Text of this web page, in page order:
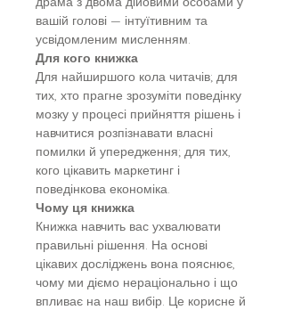
вашій голові — інтуїтивним та
усвідомленим мисленням.
Для кого книжка
Для найширшого кола читачів; для
тих, хто прагне зрозуміти поведінку
мозку у процесі прийняття рішень і
навчитися розпізнавати власні
помилки й упередження; для тих,
кого цікавить маркетинг і
поведінкова економіка.
Чому ця книжка
Книжка навчить вас ухвалювати
правильні рішення. На основі
цікавих досліджень вона пояснює,
чому ми діємо нераціонально і що
впливає на наш вибір. Це корисне й